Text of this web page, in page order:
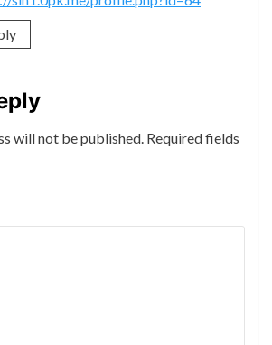
will not be published. Required fields